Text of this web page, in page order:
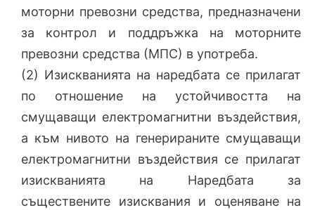
моторни превозни средства, предназначени
за контрол и поддръжка на моторните
превозни средства (МПС) в употреба.
(2) Изискванията на наредбата се прилагат
по отношение на устойчивостта на
смущаващи електромагнитни въздействия,
а към нивото на генерираните смущаващи
електромагнитни въздействия се прилагат
изискванията на Наредбата за
съществените изисквания и оценяване на